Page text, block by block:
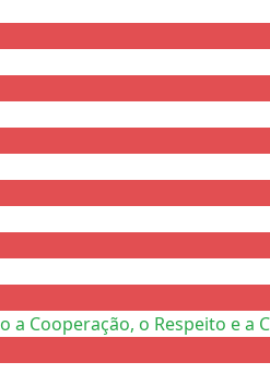
a Cooperação, o Respeito e a